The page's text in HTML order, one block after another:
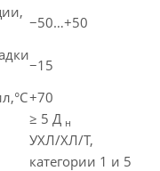
−50…+50
−15
+70
≥ 5 Д н
УХЛ/ХЛ/Т,
категории 1 и 5